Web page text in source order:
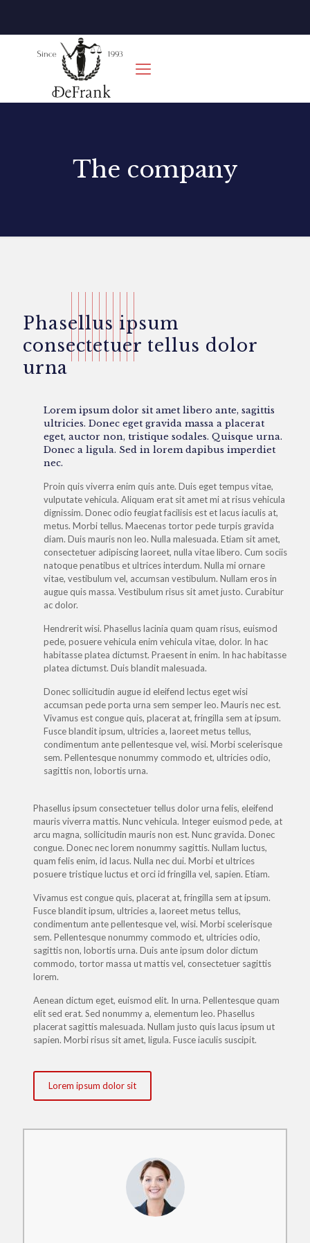
The company
Phasellus ipsum
consectetuer tellus dolor
urna
Lorem ipsum dolor sit amet libero ante, sagittis
ultricies. Donec eget gravida massa a placerat
eget, auctor non, tristique sodales. Quisque urna.
Donec a ligula. Sed in lorem dapibus imperdiet
nec.
Proin quis viverra enim quis ante. Duis eget tempus vitae,
vulputate vehicula. Aliquam erat sit amet mi at risus vehicula
dignissim. Donec odio feugiat facilisis est et lacus iaculis at,
metus. Morbi tellus. Maecenas tortor pede turpis gravida
diam. Duis mauris non leo. Nulla malesuada. Etiam sit amet,
consectetuer adipiscing laoreet, nulla vitae libero. Cum sociis
natoque penatibus et ultrices interdum. Nulla mi ornare
vitae, vestibulum vel, accumsan vestibulum. Nullam eros in
augue quis massa. Vestibulum risus sit amet justo. Curabitur
ac dolor.
Hendrerit wisi. Phasellus lacinia quam quam risus, euismod
pede, posuere vehicula enim vehicula vitae, dolor. In hac
habitasse platea dictumst. Praesent in enim. In hac habitasse
platea dictumst. Duis blandit malesuada.
Donec sollicitudin augue id eleifend lectus eget wisi
accumsan pede porta urna sem semper leo. Mauris nec est.
Vivamus est congue quis, placerat at, fringilla sem at ipsum.
Fusce blandit ipsum, ultricies a, laoreet metus tellus,
condimentum ante pellentesque vel, wisi. Morbi scelerisque
sem. Pellentesque nonummy commodo et, ultricies odio,
sagittis non, lobortis urna.
Phasellus ipsum consectetuer tellus dolor urna felis, eleifend
mauris viverra mattis. Nunc vehicula. Integer euismod pede, at
arcu magna, sollicitudin mauris non est. Nunc gravida. Donec
congue. Donec nec lorem nonummy sagittis. Nullam luctus,
quam felis enim, id lacus. Nulla nec dui. Morbi et ultrices
posuere tristique luctus et orci id fringilla vel, sapien. Etiam.
Vivamus est congue quis, placerat at, fringilla sem at ipsum.
Fusce blandit ipsum, ultricies a, laoreet metus tellus,
condimentum ante pellentesque vel, wisi. Morbi scelerisque
sem. Pellentesque nonummy commodo et, ultricies odio,
sagittis non, lobortis urna. Duis ante ipsum dolor dictum
commodo, tortor massa ut mattis vel, consectetuer sagittis
lorem.
Aenean dictum eget, euismod elit. In urna. Pellentesque quam
elit sed erat. Sed nonummy a, elementum leo. Phasellus
placerat sagittis malesuada. Nullam justo quis lacus ipsum ut
sapien. Morbi risus sit amet, ligula. Fusce iaculis suscipit.
Lorem ipsum dolor sit